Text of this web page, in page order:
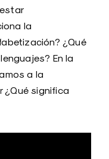
la
¿Qué
En la
a la
¿Qué significa